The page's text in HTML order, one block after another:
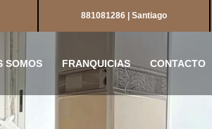
881081286 | Santiago
SOMOS FRANQUICIAS CONTACTO